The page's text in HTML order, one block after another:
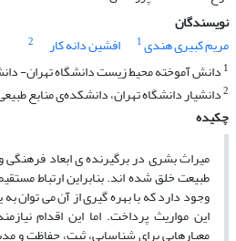
نویسندگان
مریم کبیری هندی1 افشین دانه کار
2
1 دانش آموخته محیط زیست دانشگاه تهران-
2دانشیار دانشگاه تهران، دانشکده‌ی منابع
چکیده
میراث بشری در برگیرنده ی ابعاد فرهنگی
طبیعت خلق شده اند. بنابراین ارتباط
وجود دارد که با بهره گیری از آن می توان
این مواریث پرداخت. اما این اقدام
معیارهایی برای شناسایی، ثبت، حفاظت و